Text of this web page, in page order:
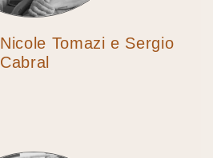
Nicole Tomazi e Sergio
Cabral